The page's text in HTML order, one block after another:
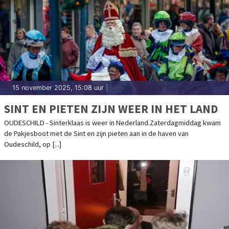
15 november 2025, 15:08 uur
SINT EN PIETEN ZIJN WEER IN HET LAND
OUDESCHILD - Sinterklaas is weer in Nederland.Zaterdagmiddag kwam
de Pakjesboot met de Sint en zijn pieten aan in de haven van
Oudeschild, op [...]